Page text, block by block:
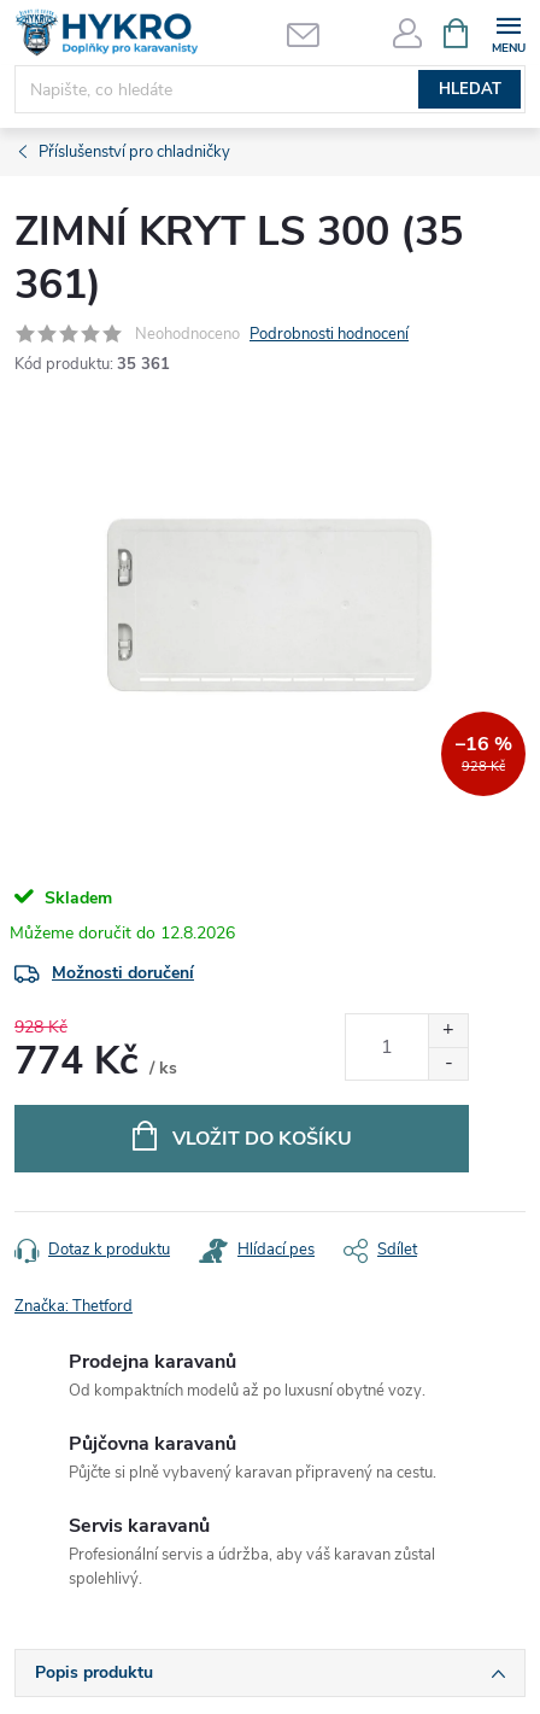
Přejít
obsah
HLEDAT
NÁKUPNÍ
KOŠÍK
Příslušenství pro chladničky
ZIMNÍ KRYT LS 300 (35
361)
Neohodnoceno Podrobnosti hodnocení
Kód produktu: 35 361
928 Kč
–16 %
Skladem
12.8.2026
Možnosti doručení
928 Kč
774 Kč / ks
VLOŽIT DO KOŠÍKU
Dotaz k produktu Hlídací pes Sdílet
Značka:Thetford
Prodejna karavanů
Od kompaktních modelů až po luxusní obytné vozy.
Půjčovna karavanů
Půjčte si plně vybavený karavan připravený na cestu.
Servis karavanů
Profesionální servis a údržba, aby váš karavan zůstal
spolehlivý.
Popis produktu